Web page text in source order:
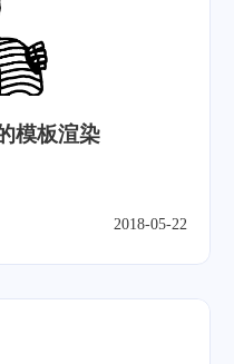
模板渲染
2018-05-22